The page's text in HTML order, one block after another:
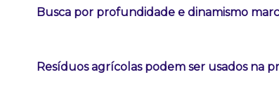
Busca por profundidade e dinamismo
Resíduos agrícolas podem ser usados na